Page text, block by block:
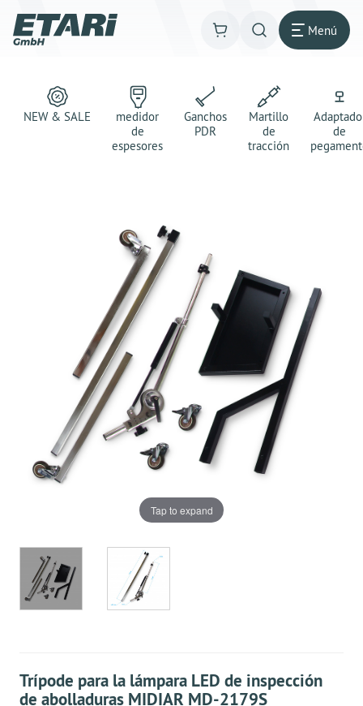
Menú
NEW & SALE
medidor
de
espesores
Ganchos
PDR
Martillo
de
tracción
de
Tap to expand
Trípode para la lámpara LED de inspección
de abolladuras MIDIAR MD-2179S